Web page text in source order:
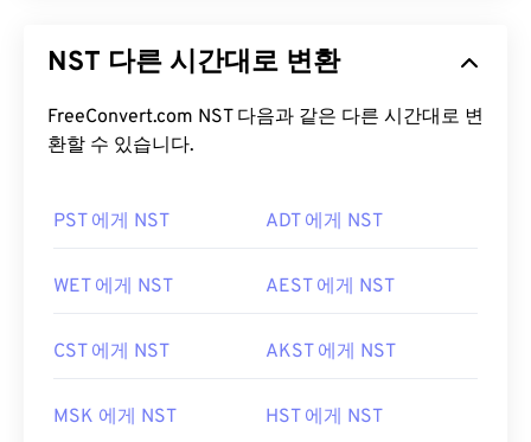
NST 다른 시간대로 변환
FreeConvert.com NST 다음과 같은 다른 시간대로 변
환할 수 있습니다.
PST 에게 NST ADT 에게 NST
WET 에게 NST AEST 에게 NST
CST 에게 NST AKST 에게 NST
MSK 에게 NST HST 에게 NST